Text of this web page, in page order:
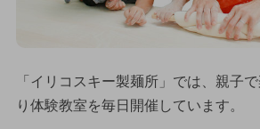
「イリコスキー製麺所」では、親子
り体験教室を毎日開催しています。